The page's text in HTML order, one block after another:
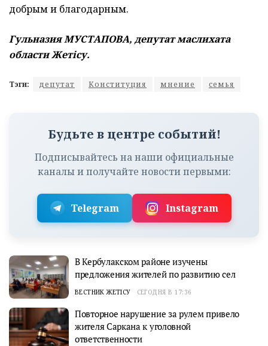
добрым и благодарным.
Гульназия МУСТАПОВА, депутат маслихата
области Жетісу.
Тэги: депутат Конституция мнение семья
Будьте в центре событий!
Подписывайтесь на наши официальные
каналы и получайте новости первыми:
Telegram Instagram
В Кербулакском районе изучены
предложения жителей по развитию сел
ВЕСТНИК ЖЕТІСУ СЕГОДНЯ В 17:36
Повторное нарушение за рулем привело
жителя Саркана к уголовной
ответственности